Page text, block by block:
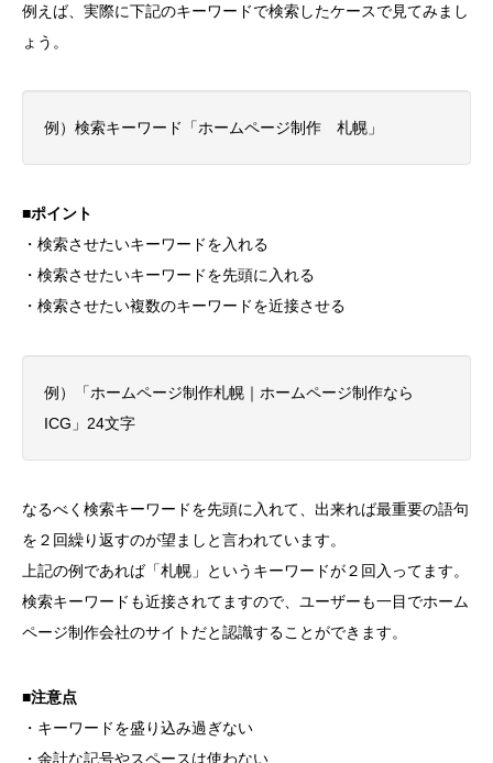
例えば、実際に下記のキーワードで検索したケースで見てみまし
ょう。
例）検索キーワード「ホームページ制作 札幌」
■ポイント
・検索させたいキーワードを入れる
・検索させたいキーワードを先頭に入れる
・検索させたい複数のキーワードを近接させる
例）「ホームページ制作札幌｜ホームページ制作なら
ICG」24文字
なるべく検索キーワードを先頭に入れて、出来れば最重要の語句
を２回繰り返すのが望ましと言われています。
上記の例であれば「札幌」というキーワードが２回入ってます。
検索キーワードも近接されてますので、ユーザーも一目でホーム
ページ制作会社のサイトだと認識することができます。
■注意点
・キーワードを盛り込み過ぎない
・余計な記号やスペースは使わない